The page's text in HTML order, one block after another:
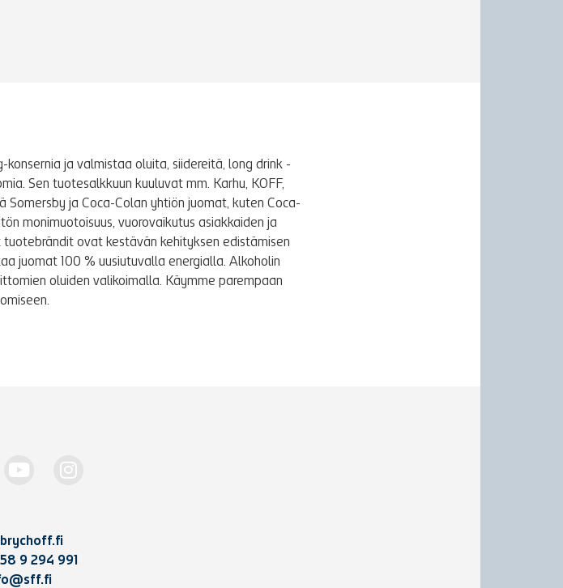
konsernia ja valmistaa oluita, siidereitä, long drink -
Sen tuotesalkkuun kuuluvat mm. Karhu, KOFF,
Somersby ja Coca-Colan yhtiön juomat, kuten Coca-
monimuotoisuus, vuorovaikutus asiakkaiden ja
ovat kestävän kehityksen edistämisen
juomat 100 % uusiutuvalla energialla. Alkoholin
oluiden valikoimalla. Käymme parempaan
9 294 991